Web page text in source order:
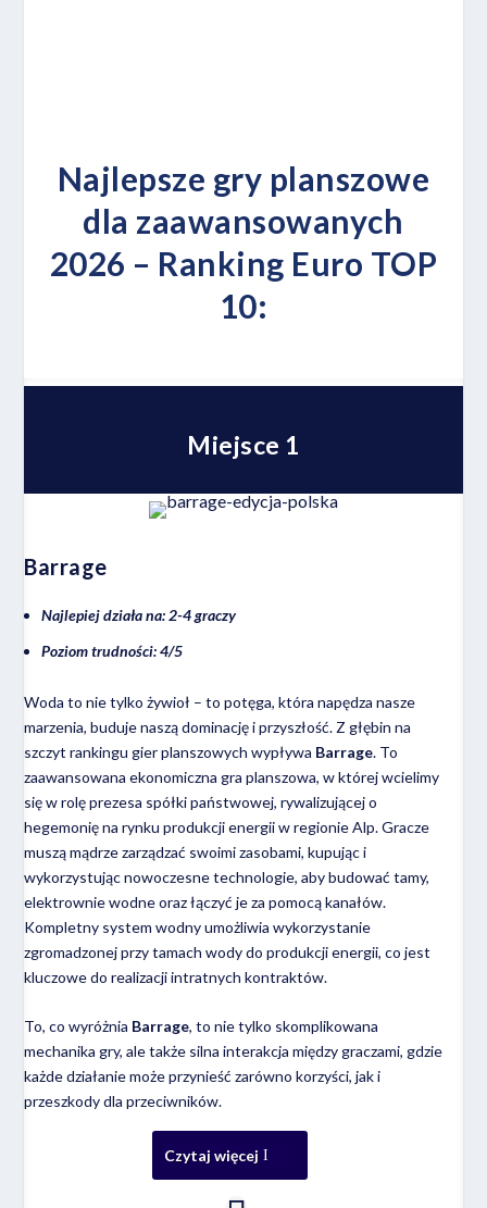
Najlepsze gry planszowe
dla zaawansowanych
2026 – Ranking Euro TOP
10:
Miejsce 1
Barrage
Najlepiej działa na: 2-4 graczy
Poziom trudności: 4/5
Woda to nie tylko żywioł – to potęga, która napędza nasze
marzenia, buduje naszą dominację i przyszłość. Z głębin na
szczyt rankingu gier planszowych wypływa Barrage. To
zaawansowana ekonomiczna gra planszowa, w której wcielimy
się w rolę prezesa spółki państwowej, rywalizującej o
hegemonię na rynku produkcji energii w regionie Alp. Gracze
muszą mądrze zarządzać swoimi zasobami, kupując i
wykorzystując nowoczesne technologie, aby budować tamy,
elektrownie wodne oraz łączyć je za pomocą kanałów.
Kompletny system wodny umożliwia wykorzystanie
zgromadzonej przy tamach wody do produkcji energii, co jest
kluczowe do realizacji intratnych kontraktów.
To, co wyróżnia Barrage, to nie tylko skomplikowana
mechanika gry, ale także silna interakcja między graczami, gdzie
każde działanie może przynieść zarówno korzyści, jak i
przeszkody dla przeciwników.
Czytaj więcej